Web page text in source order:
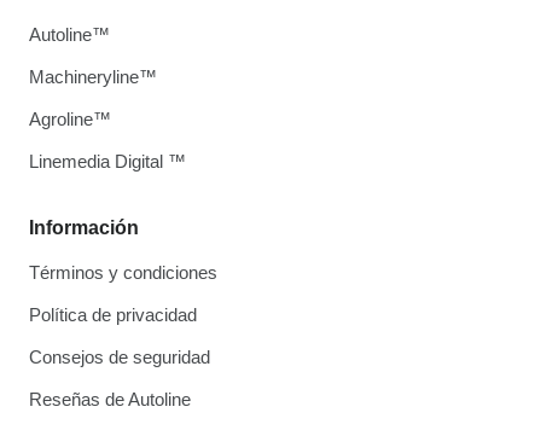
Información
Términos y condiciones
Política de privacidad
Consejos de seguridad
Reseñas de Autoline
Autoline™
Machineryline™
Agroline™
Linemedia Digital ™